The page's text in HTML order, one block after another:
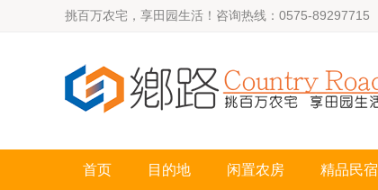
挑百万农宅，享田园生活！咨询热线：0575-89297715
首页 目的地 闲置农房 精品民宿